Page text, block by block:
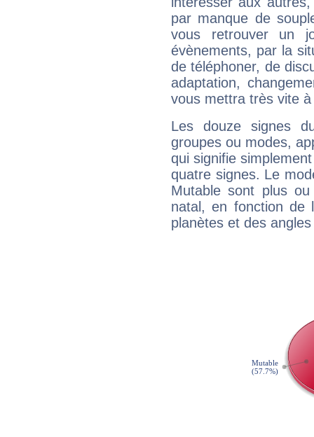
par manque de
vous retrouver un
évènements, par la
de téléphoner, de
adaptation,
vous mettra très vite
Les douze signes
groupes ou modes,
qui signifie
quatre signes. Le
Mutable sont plus
natal, en fonction de
planètes et des